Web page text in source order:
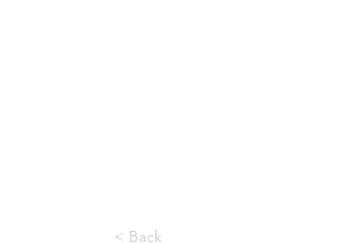
< Back